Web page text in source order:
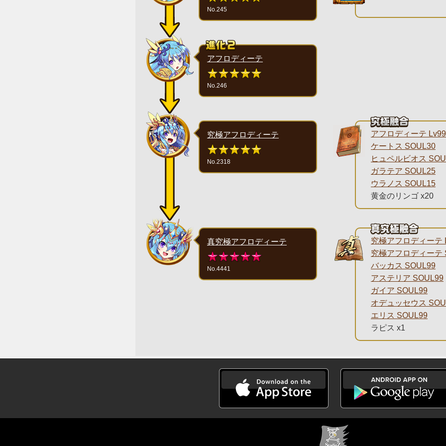
No.245
アフロディーテ
No.246
究極アフロディーテ
No.2318
アフロディーテ Lv99
ケートス SOUL30
ヒュペルビオス
ガラテア SOUL25
ウラノス SOUL15
黄金のリンゴ x20
真究極アフロディーテ
No.4441
究極アフロディーテ
究極アフロディーテ
バッカス SOUL99
アステリア SOUL99
ガイア SOUL99
オデュッセウス
エリス SOUL99
ラピス x1